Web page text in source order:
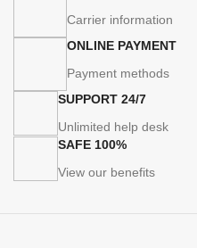
Carrier information
ONLINE PAYMENT
Payment methods
24/7 SUPPORT
Unlimited help desk
100% SAFE
View our benefits